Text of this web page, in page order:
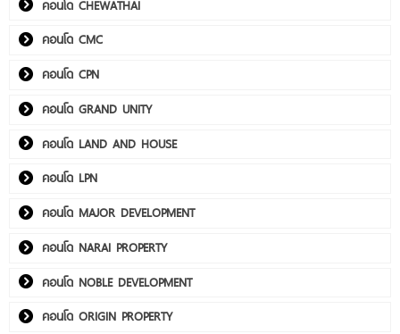
คอนโด CHEWATHAI
คอนโด CMC
คอนโด CPN
คอนโด GRAND UNITY
คอนโด LAND AND HOUSE
คอนโด LPN
คอนโด MAJOR DEVELOPMENT
คอนโด NARAI PROPERTY
คอนโด NOBLE DEVELOPMENT
คอนโด ORIGIN PROPERTY